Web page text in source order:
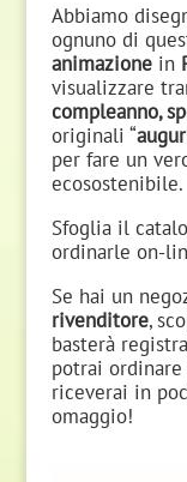
Abbiamo
ognuno di
animazionein
visualizzare
compleanno,
originali “
per fare un
ecosostenibile.
Sfoglia il
ordinarle on-
Se hai un
rivenditore,
basterà
potrai
riceverai in
omaggio!